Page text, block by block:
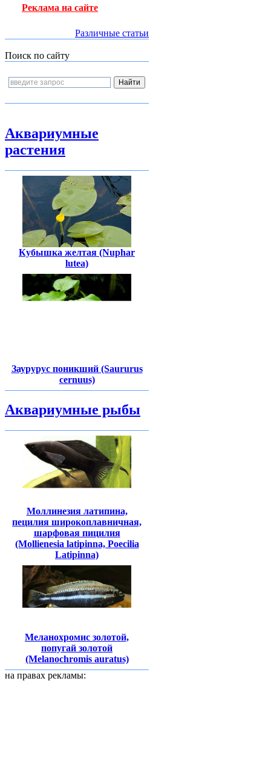
Реклама на сайте
Различные статьи
Поиск по сайту
Аквариумные
растения
Кубышка желтая (Nuphar
lutea)
Заурурус поникший (Saururus
cernuus)
Аквариумные рыбы
Моллинезия латипина,
пецилия широкоплавничная,
шарфовая пицилия
(Mollienesia latipinna, Poecilia
Latipinna)
Меланохромис золотой,
попугай золотой
(Melanochromis auratus)
на правах рекламы: